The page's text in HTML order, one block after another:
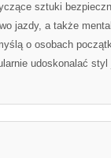
sztuki
jazdy, a także
o osobach
udoskonalać